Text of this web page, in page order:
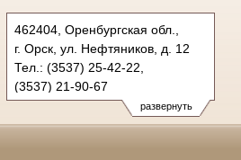
развернуть
462404, Оренбургская обл.,
г. Орск, ул. Нефтяников, д. 12
Тел.: (3537) 25-42-22,
(3537) 21-90-67
oktyabrskyorsk.orb@sudrf.ru